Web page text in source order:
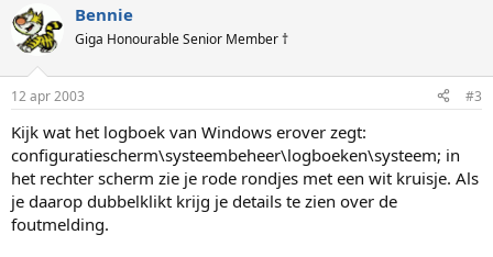
Bennie
Giga Honourable Senior Member †
12 apr 2003 #3
Kijk wat het logboek van Windows erover zegt:
configuratiescherm\systeembeheer\logboeken\systeem; in
het rechter scherm zie je rode rondjes met een wit kruisje. Als
je daarop dubbelklikt krijg je details te zien over de
foutmelding.